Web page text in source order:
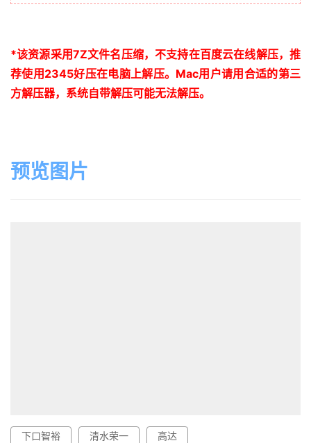
*该资源采用7Z文件名压缩，不支持在百度云在线解压，推
荐使用2345好压在电脑上解压。 Mac用户请用合适的第三
方解压器，系统自带解压可能无法解压。
预览图片
下口智裕 清水荣一 高达